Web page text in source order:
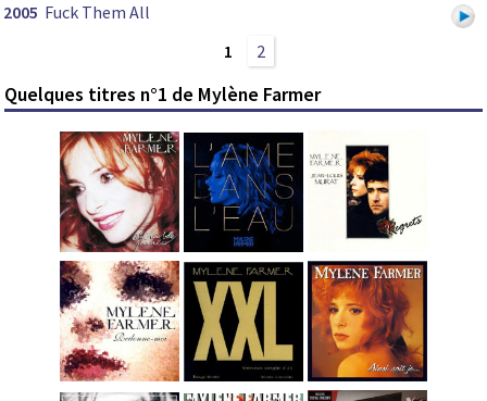
2005 Fuck Them All
1
2
Quelques titres n°1 de Mylène Farmer